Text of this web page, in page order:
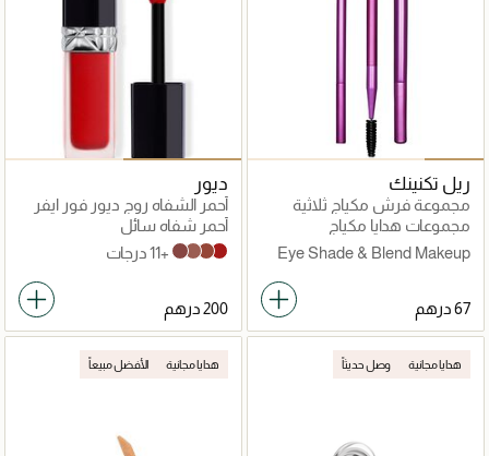
ريل تكنينك
مجموعة فرش مكياج ثلاثية
لتظليل العيون ومزجها
مجموعات هدايا مكياج
Eye Shade & Blend Makeup
ديور
أحمر الشفاه روج ديور فور ايفر
ليكويد
أحمر شفاه سائل
999 Forever Dior
626 Forever Famous
202 Forever Dream
822 Forever Unique +11 درجات
هدايا مجانية وصل حديثاً هدايا مجانية الأفضل مبيعاً